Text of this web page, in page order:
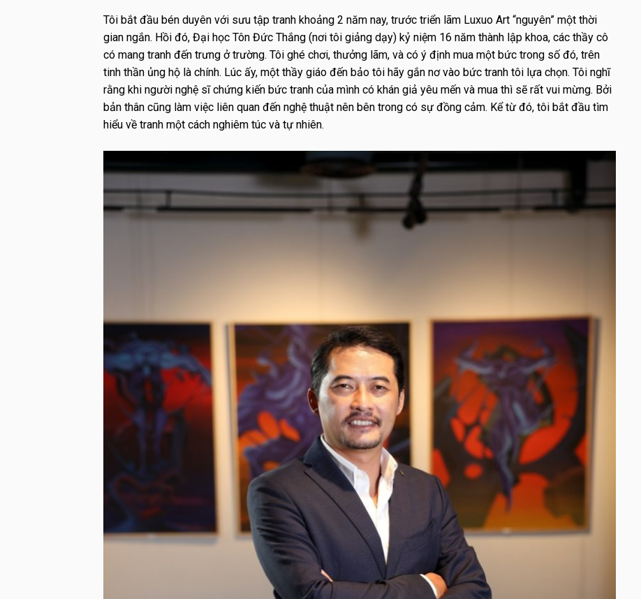
Tôi bắt đầu bén duyên với sưu tập tranh khoảng 2 năm nay, trước triển lãm Luxuo Art “nguyên” một thời
gian ngắn. Hồi đó, Đại học Tôn Đức Thắng (nơi tôi giảng dạy) kỷ niệm 16 năm thành lập khoa, các thầy cô
có mang tranh đến trưng ở trường. Tôi ghé chơi, thưởng lãm, và có ý định mua một bức trong số đó, trên
tinh thần ủng hộ là chính. Lúc ấy, một thầy giáo đến bảo tôi hãy gắn nơ vào bức tranh tôi lựa chọn. Tôi nghĩ
rằng khi người nghệ sĩ chứng kiến bức tranh của mình có khán giả yêu mến và mua thì sẽ rất vui mừng. Bởi
bản thân cũng làm việc liên quan đến nghệ thuật nên bên trong có sự đồng cảm. Kể từ đó, tôi bắt đầu tìm
hiểu về tranh một cách nghiêm túc và tự nhiên.